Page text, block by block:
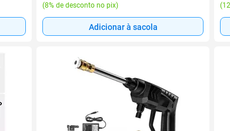
(8% de desconto no pix)
Adicionar à sacola
(